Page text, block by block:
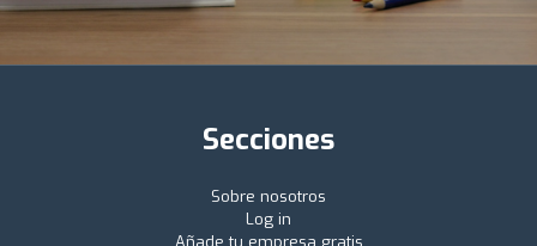
Secciones
Sobre nosotros
Log in
Añade tu empresa gratis